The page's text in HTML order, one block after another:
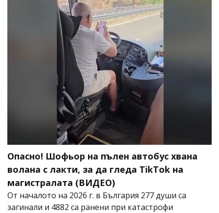
Опасно! Шофьор на пълен автобус хвана
волана с лакти, за да гледа TikTok на
магистралата (ВИДЕО)
От началото на 2026 г. в България 277 души са
загинали и 4882 са ранени при катастрофи